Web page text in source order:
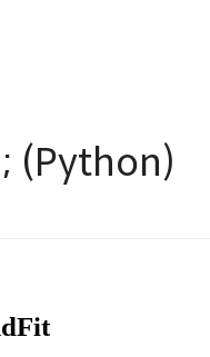
(Python)